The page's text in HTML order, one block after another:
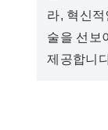
라, 혁신
술을 선보
제공합니